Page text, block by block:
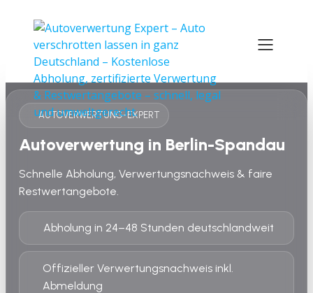
AUTOVERWERTUNG-EXPERT
Autoverwertung in Berlin-Spandau
Schnelle Abholung, Verwertungsnachweis & faire
Restwertangebote.
Abholung in 24–48 Stunden deutschlandweit
Offizieller Verwertungsnachweis inkl.
Abmeldung